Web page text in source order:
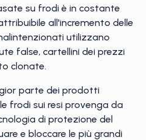
su frodi è in costante
all'incremento delle
utilizzano
false, cartellini dei prezzi
clonate.
parte dei prodotti
frodi sui resi provenga da
di protezione del
e bloccare le più grandi